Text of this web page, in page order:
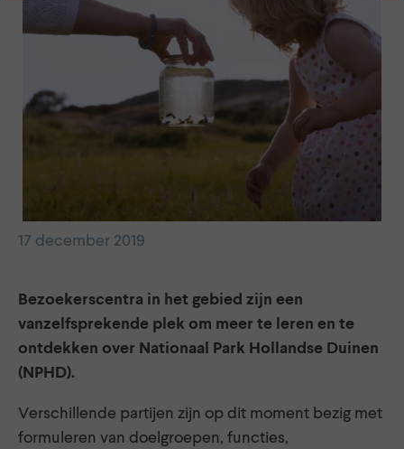
17 december 2019
Bezoekerscentra in het gebied zijn een
vanzelfsprekende plek om meer te leren en te
ontdekken over Nationaal Park Hollandse Duinen
(NPHD).
Verschillende partijen zijn op dit moment bezig met
formuleren van doelgroepen, functies,